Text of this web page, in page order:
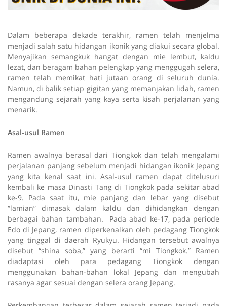
Dalam beberapa dekade terakhir, ramen telah menjelma
menjadi salah satu hidangan ikonik yang diakui secara global.
Menyajikan semangkuk hangat dengan mie lembut, kaldu
lezat, dan beragam bahan pelengkap yang menggugah selera,
ramen telah memikat hati jutaan orang di seluruh dunia.
Namun, di balik setiap gigitan yang memanjakan lidah, ramen
mengandung sejarah yang kaya serta kisah perjalanan yang
menarik.
Asal-usul Ramen
Ramen awalnya berasal dari Tiongkok dan telah mengalami
perjalanan panjang sebelum menjadi hidangan ikonik Jepang
yang kita kenal saat ini. Asal-usul ramen dapat ditelusuri
kembali ke masa Dinasti Tang di Tiongkok pada sekitar abad
ke-9. Pada saat itu, mie panjang dan lebar yang disebut
“lamian” dimasak dalam kaldu dan dihidangkan dengan
berbagai bahan tambahan. Pada abad ke-17, pada periode
Edo di Jepang, ramen diperkenalkan oleh pedagang Tiongkok
yang tinggal di daerah Ryukyu. Hidangan tersebut awalnya
disebut “shina soba,” yang berarti “mi Tiongkok.” Ramen
diadaptasi oleh para pedagang Tiongkok dengan
menggunakan bahan-bahan lokal Jepang dan mengubah
rasanya agar sesuai dengan selera orang Jepang.